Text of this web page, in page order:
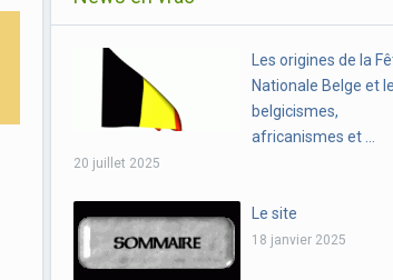
Les origines de la
Nationale Belge et
belgicismes,
africanismes et …
20 juillet 2025
Le site
18 janvier 2025